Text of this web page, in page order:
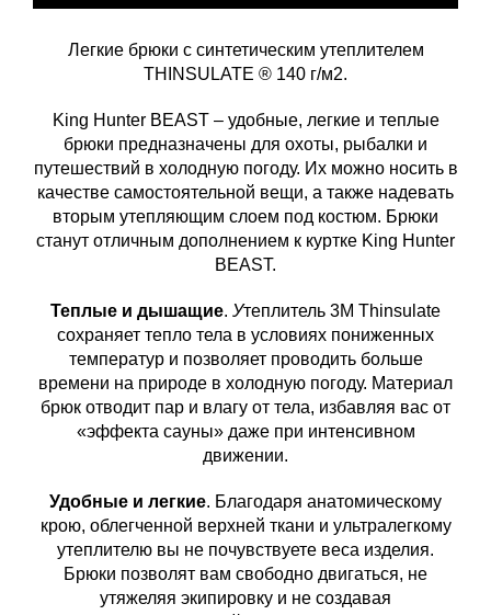
Легкие брюки с синтетическим утеплителем
THINSULATE ® 140 г/м2.
King Hunter BEAST – удобные, легкие и теплые
брюки предназначены для охоты, рыбалки и
путешествий в холодную погоду. Их можно носить в
качестве самостоятельной вещи, а также надевать
вторым утепляющим слоем под костюм. Брюки
станут отличным дополнением к куртке King Hunter
BEAST.
Теплые и дышащие. Утеплитель 3M Thinsulate
сохраняет тепло тела в условиях пониженных
температур и позволяет проводить больше
времени на природе в холодную погоду. Материал
брюк отводит пар и влагу от тела, избавляя вас от
«эффекта сауны» даже при интенсивном
движении.
Удобные и легкие. Благодаря анатомическому
крою, облегченной верхней ткани и ультралегкому
утеплителю вы не почувствуете веса изделия.
Брюки позволят вам свободно двигаться, не
утяжеляя экипировку и не создавая